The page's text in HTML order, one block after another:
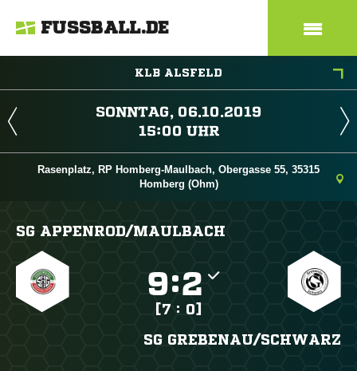
FUSSBALL.DE
KLB ALSFELD
 
 
Rasenplatz, RP Homberg-Maulbach, Obergasse 55, 35315
Homberg (Ohm)
SG APPENROD/​MAULBACH
:
[7 : 0]
SG GREBENAU/​SCHWARZ